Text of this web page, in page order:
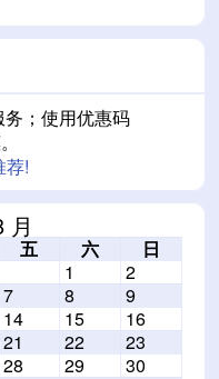
务；使用优惠码
荐!
月
五 六
日
1
2
7 8
9
14 15
16
21 22
23
28 29
30